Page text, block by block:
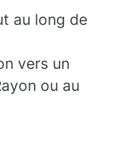
au long de
vers un
ou au